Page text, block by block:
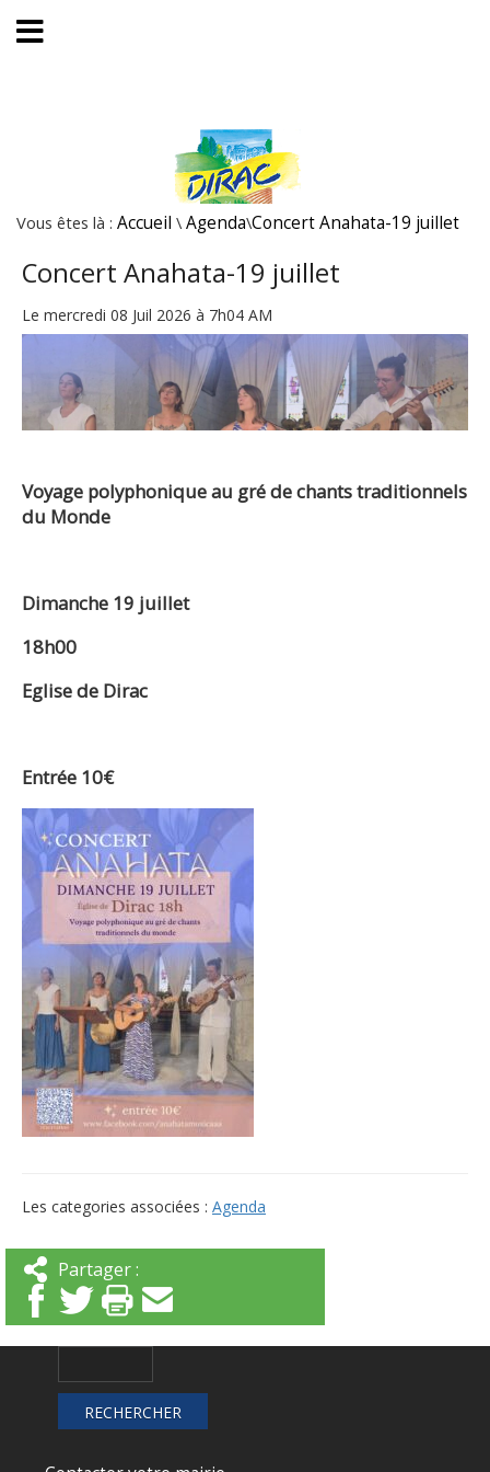
Vous êtes là : Accueil \ Agenda\Concert Anahata-19 juillet
Concert Anahata-19 juillet
Le mercredi 08 Juil 2026 à 7h04 AM
Voyage polyphonique au gré de chants traditionnels
du Monde
Dimanche 19 juillet
18h00
Eglise de Dirac
Entrée 10€
Les categories associées : Agenda
Partager :